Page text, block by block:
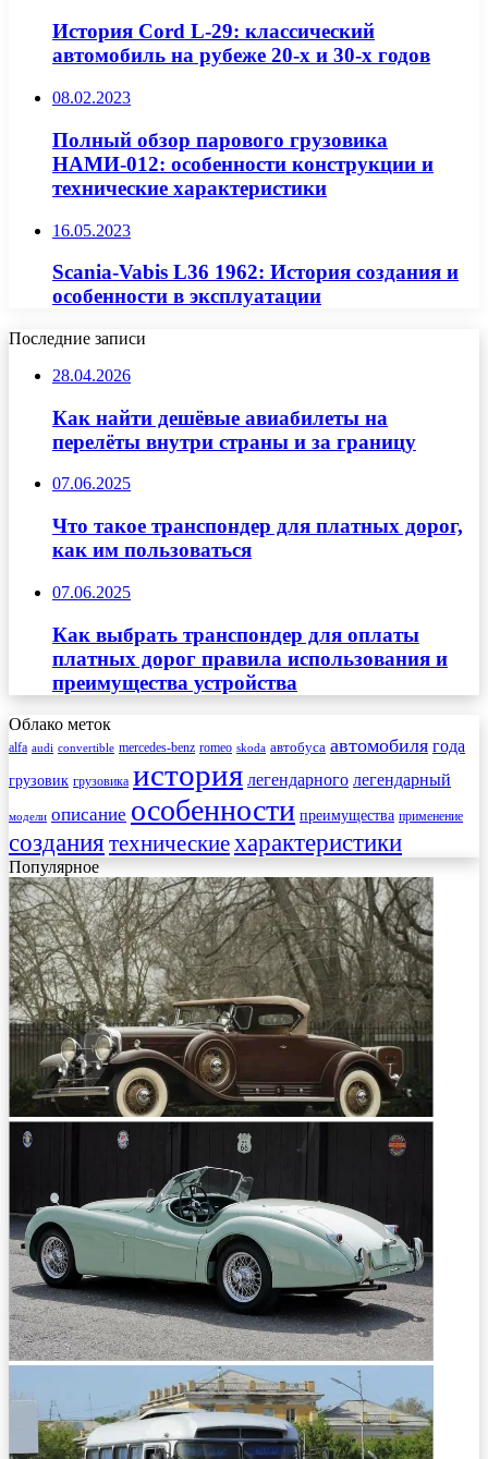
История Cord L-29: классический
автомобиль на рубеже 20-х и 30-х годов
08.02.2023
Полный обзор парового грузовика
НАМИ-012: особенности конструкции и
технические характеристики
16.05.2023
Scania-Vabis L36 1962: История создания и
особенности в эксплуатации
Последние записи
28.04.2026
Как найти дешёвые авиабилеты на
перелёты внутри страны и за границу
07.06.2025
Что такое транспондер для платных дорог,
как им пользоваться
07.06.2025
Как выбрать транспондер для оплаты
платных дорог правила использования и
преимущества устройства
Облако меток
alfa audi convertible mercedes-benz romeo skoda автобуса автомобиля года
грузовик грузовика история легендарного легендарный
модели описание особенности преимущества применение
создания техническиехарактеристики
Популярное